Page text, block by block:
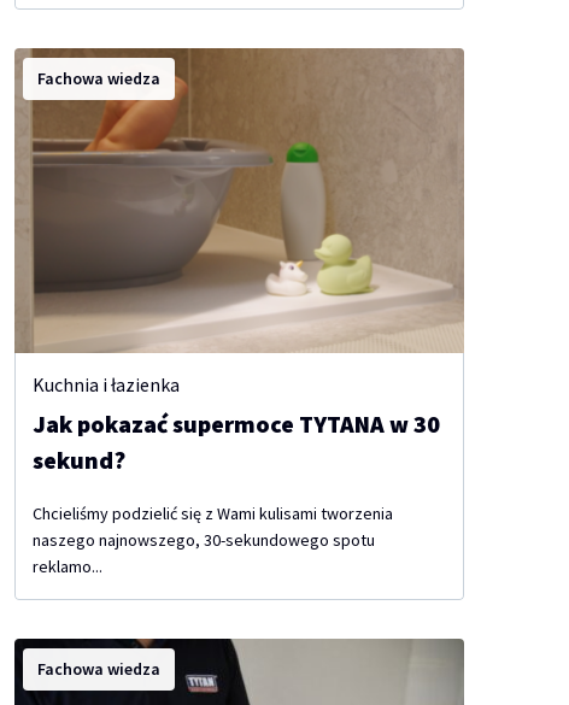
Fachowa wiedza
Kuchnia i łazienka
Jak pokazać supermoce TYTANA w 30
sekund?
Chcieliśmy podzielić się z Wami kulisami tworzenia
naszego najnowszego, 30-sekundowego spotu
reklamo...
Fachowa wiedza